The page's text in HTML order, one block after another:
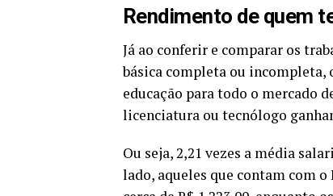
Rendimento de quem
Já ao conferir e comparar os
básica completa ou incompleta,
educação para todo o mercado
licenciatura ou tecnólogo
Ou seja, 2,21 vezes a média
lado, aqueles que contam com